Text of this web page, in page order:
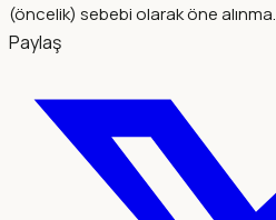
(öncelik) sebebi olarak öne alınma.
Paylaş